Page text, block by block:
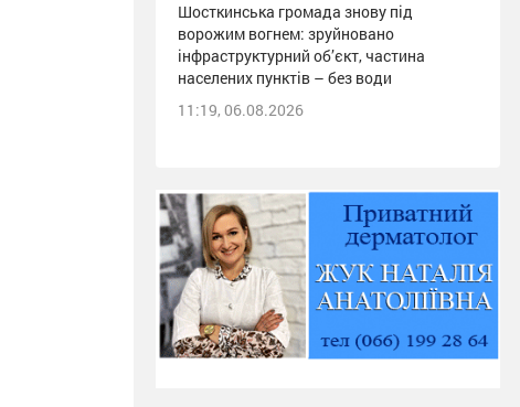
Шосткинська громада знову під
ворожим вогнем: зруйновано
інфраструктурний об’єкт, частина
населених пунктів – без води
11:19, 06.08.2026